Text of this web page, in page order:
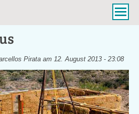
Pirata am 12. August 2013 - 23:08